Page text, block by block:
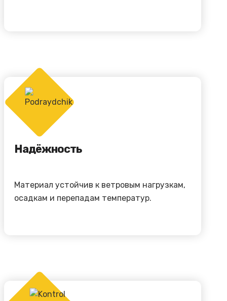
Надёжность
Материал устойчив к ветровым нагрузкам,
осадкам и перепадам температур.